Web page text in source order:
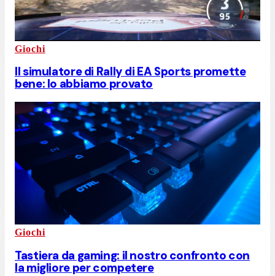
Giochi
Il simulatore di Rally di EA Sports promette
bene: lo abbiamo provato
Giochi
Tastiera da gaming: il nostro confronto con
la migliore per competere